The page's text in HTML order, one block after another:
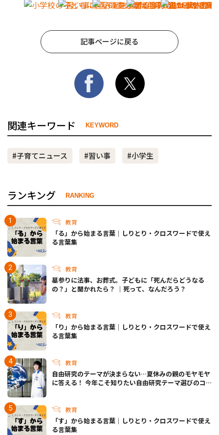
記事ページに戻る
関連キーワード KEYWORD
#子育てニュース #習い事 #小学生
ランキング RANKING
教育
「る」から始まる言葉｜しりとり・クロスワードで使え
る言葉集
教育
墓参りに法事、お葬式。子どもに「死んだらどうなる
の？」と聞かれたら？ ｜死って、なんだろう？
教育
「り」から始まる言葉｜しりとり・クロスワードで使え
る言葉集
教育
自由研究のテーマが決まらない…夏休みの親のモヤモヤ
に答える！ 今年こそ知りたい自由研究テーマ選びのコ
教育
「す」から始まる言葉｜しりとり・クロスワードで使え
る言葉集